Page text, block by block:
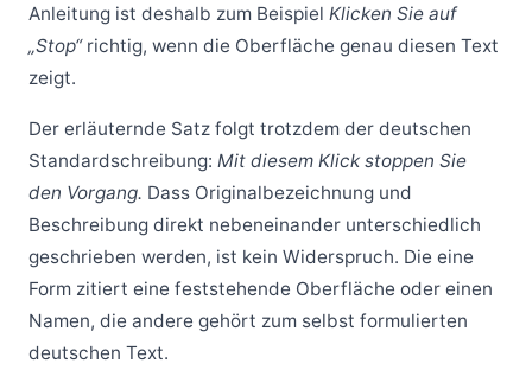
Anleitung ist deshalb zum Beispiel Klicken Sie auf
„Stop“richtig, wenn die Oberfläche genau diesen Text
zeigt.
Der erläuternde Satz folgt trotzdem der deutschen
Standardschreibung: Mit diesem Klick stoppen Sie
den Vorgang. Dass Originalbezeichnung und
Beschreibung direkt nebeneinander unterschiedlich
geschrieben werden, ist kein Widerspruch. Die eine
Form zitiert eine feststehende Oberfläche oder einen
Namen, die andere gehört zum selbst formulierten
deutschen Text.